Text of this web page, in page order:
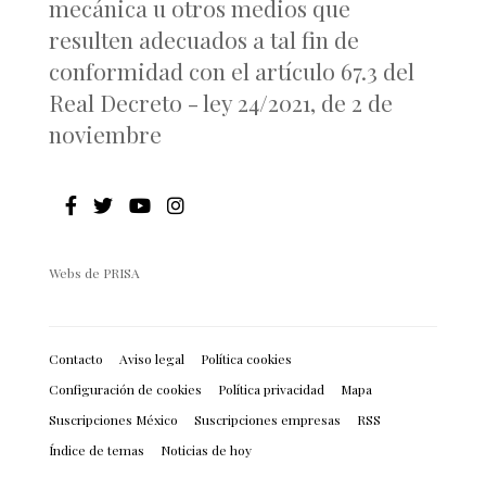
mecánica u otros medios que
resulten adecuados a tal fin de
conformidad con el artículo 67.3 del
Real Decreto - ley 24/2021, de 2 de
noviembre
Webs de PRISA
Contacto Aviso legal
Política cookies
Configuración de cookies
Política privacidad
Mapa
Suscripciones México
Suscripciones empresas
RSS
Índice de temas
Noticias de hoy